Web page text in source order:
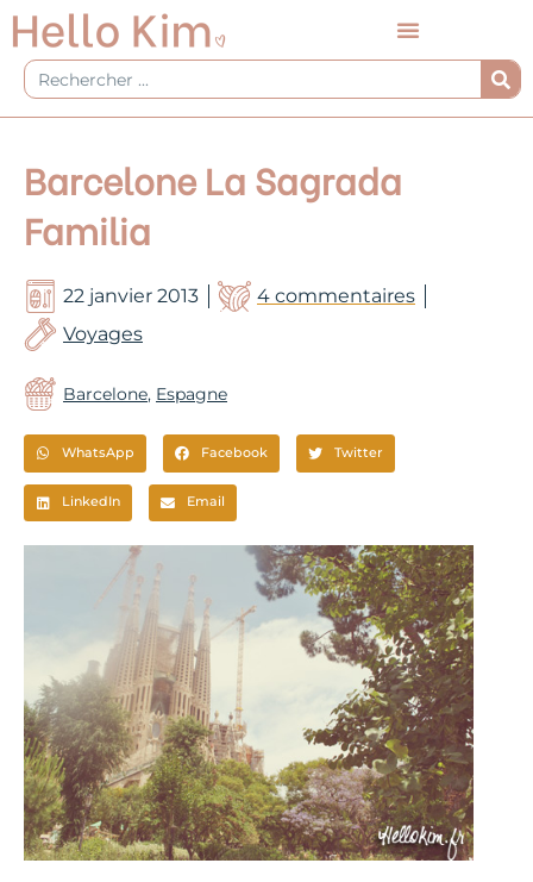
Aller
au
contenu
Rechercher
Barcelone La Sagrada
Familia
22 janvier 2013
4 commentaires
Voyages
Barcelone, Espagne
WhatsApp Facebook Twitter
LinkedIn Email